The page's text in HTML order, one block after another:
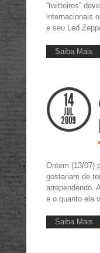
“twitteiros”
internacionais
e seu Led
Saiba Mais
Ontem (13/07)
gostariam de
arrependendo.
e o quanto ela
Saiba Mais